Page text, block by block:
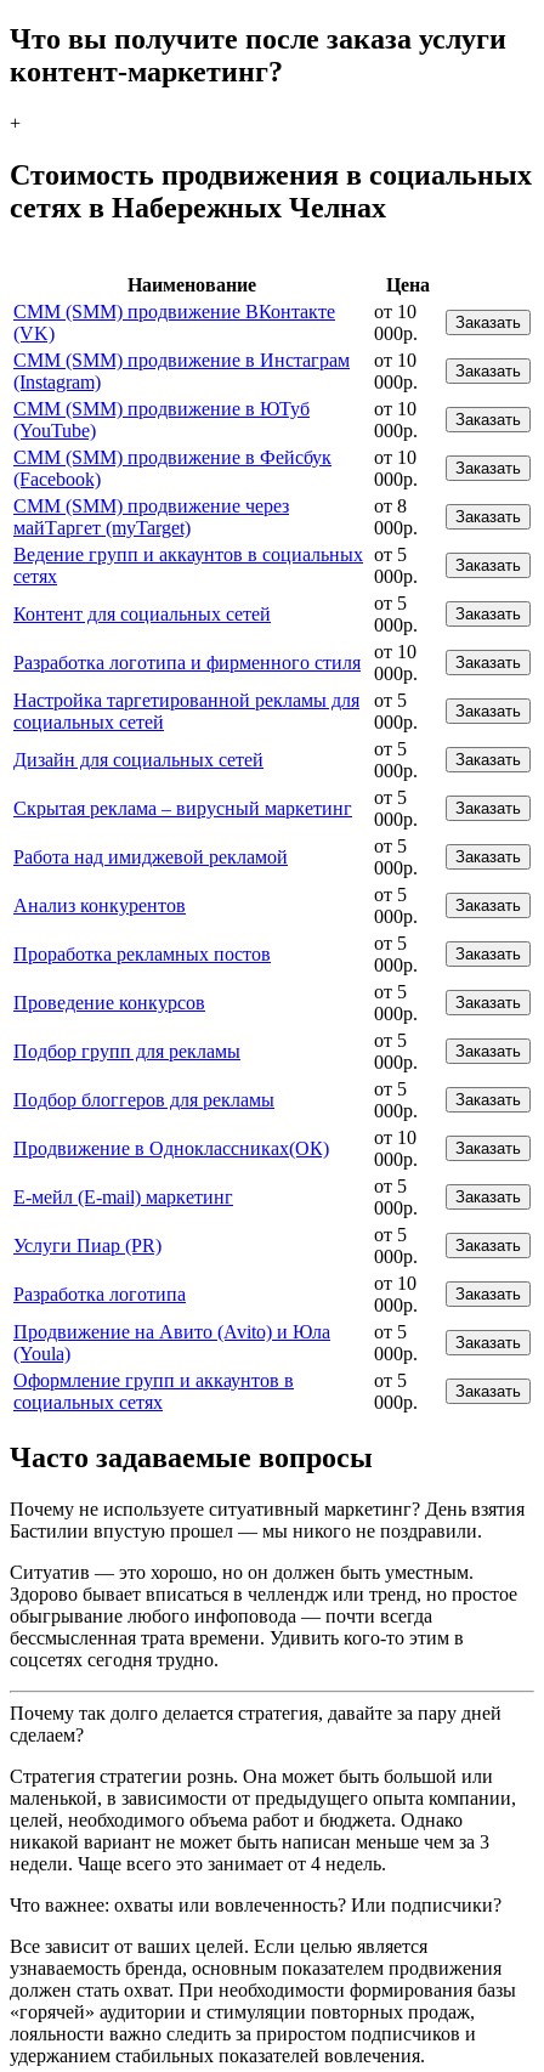
Что вы получите после заказа услуги
контент-маркетинг?
+
Стоимость продвижения в социальных
сетях в Набережных Челнах
Наименование
Цена
СММ (SMM) продвижение ВКонтакте
(VK)
от 10
000р.
Заказать
СММ (SMM) продвижение в Инстаграм
(Instagram)
от 10
000р.
Заказать
СММ (SMM) продвижение в ЮТуб
(YouTube)
от 10
000р.
Заказать
СММ (SMM) продвижение в Фейсбук
(Facebook)
от 10
000р.
Заказать
СММ (SMM) продвижение через
майТаргет (myTarget)
от 8
000р.
Заказать
Ведение групп и аккаунтов в социальных
сетях
от 5
000р.
Заказать
Контент для социальных сетей
от 5
000р.
Заказать
Разработка логотипа и фирменного стиля
от 10
000р.
Заказать
Настройка таргетированной рекламы для
социальных сетей
от 5
000р.
Заказать
Дизайн для социальных сетей
от 5
000р.
Заказать
Скрытая реклама – вирусный маркетинг
от 5
000р.
Заказать
Работа над имиджевой рекламой
от 5
000р.
Заказать
Анализ конкурентов
от 5
000р.
Заказать
Проработка рекламных постов
от 5
000р.
Заказать
Проведение конкурсов
от 5
000р.
Заказать
Подбор групп для рекламы
от 5
000р.
Заказать
Подбор блоггеров для рекламы
от 5
000р.
Заказать
Продвижение в Одноклассниках(ОК)
от 10
000р.
Заказать
Е-мейл (E-mail) маркетинг
от 5
000р.
Заказать
Услуги Пиар (PR)
от 5
000р.
Заказать
Разработка логотипа
от 10
000р.
Заказать
Продвижение на Авито (Avito) и Юла
(Youla)
от 5
000р.
Заказать
Оформление групп и аккаунтов в
социальных сетях
от 5
000р.
Заказать
Часто задаваемые вопросы
Почему не используете ситуативный маркетинг? День взятия
Бастилии впустую прошел — мы никого не поздравили.
Ситуатив — это хорошо, но он должен быть уместным.
Здорово бывает вписаться в челлендж или тренд, но простое
обыгрывание любого инфоповода — почти всегда
бессмысленная трата времени. Удивить кого-то этим в
соцсетях сегодня трудно.
Почему так долго делается стратегия, давайте за пару дней
сделаем?
Стратегия стратегии рознь. Она может быть большой или
маленькой, в зависимости от предыдущего опыта компании,
целей, необходимого объема работ и бюджета. Однако
никакой вариант не может быть написан меньше чем за 3
недели. Чаще всего это занимает от 4 недель.
Что важнее: охваты или вовлеченность? Или подписчики?
Все зависит от ваших целей. Если целью является
узнаваемость бренда, основным показателем продвижения
должен стать охват. При необходимости формирования базы
«горячей» аудитории и стимуляции повторных продаж,
лояльности важно следить за приростом подписчиков и
удержанием стабильных показателей вовлечения.